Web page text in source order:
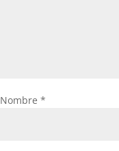
Nombre *